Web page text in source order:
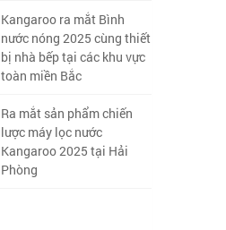
Kangaroo ra mắt Bình
nước nóng 2025 cùng thiết
bị nhà bếp tại các khu vực
toàn miền Bắc
Ra mắt sản phẩm chiến
lược máy lọc nước
Kangaroo 2025 tại Hải
Phòng